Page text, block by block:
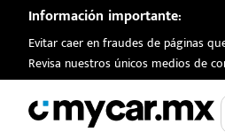
Información importante:
Evitar caer en fraudes de páginas
Revisa nuestros únicos medios de